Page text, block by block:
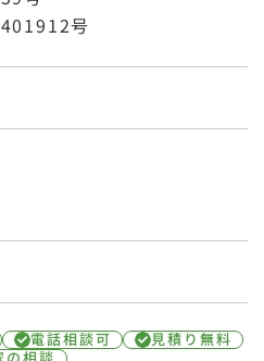
号
電話相談可
見積り無料